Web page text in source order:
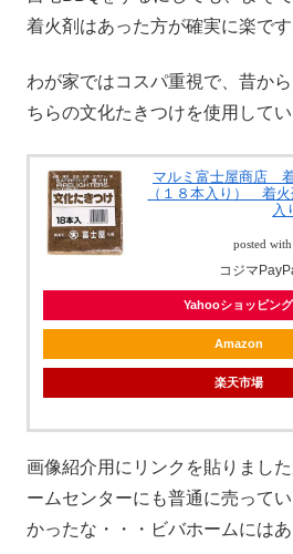
着火剤はあった方が確実に楽です
わが家ではコスパ重視で、昔か
ちらの文化たきつけを使用してい
マルミ富士屋商店
（１８本入り） 着
入
posted with
コジマ
Yahooショッピング
Amazon
楽天市場
画像紹介用にリンクを貼りまし
ームセンターにも普通に売って
かったな・・・ビバホームには